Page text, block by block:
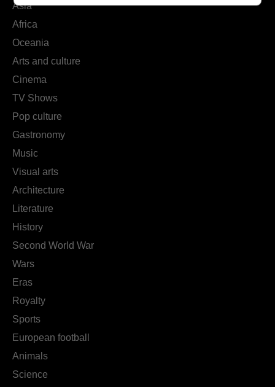
Asia
Africa
Oceania
Arts and culture
Cinema
TV Shows
Pop culture
Gastronomy
Music
Visual arts
Architecture
Literature
History
Second World War
Wars
Eras
Royalty
Sports
European football
Animals
Science